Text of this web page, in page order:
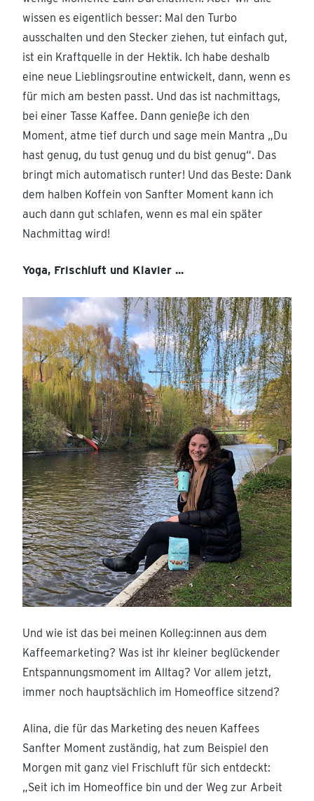
wissen es eigentlich besser: Mal den Turbo
ausschalten und den Stecker ziehen, tut einfach gut,
ist ein Kraftquelle in der Hektik. Ich habe deshalb
eine neue Lieblingsroutine entwickelt, dann, wenn es
für mich am besten passt. Und das ist nachmittags,
bei einer Tasse Kaffee. Dann genieße ich den
Moment, atme tief durch und sage mein Mantra „Du
hast genug, du tust genug und du bist genug“. Das
bringt mich automatisch runter! Und das Beste: Dank
dem halben Koffein von Sanfter Moment kann ich
auch dann gut schlafen, wenn es mal ein später
Nachmittag wird!
Yoga, Frischluft und Klavier ...
Und wie ist das bei meinen Kolleg:innen aus dem
Kaffeemarketing? Was ist ihr kleiner beglückender
Entspannungsmoment im Alltag? Vor allem jetzt,
immer noch hauptsächlich im Homeoffice sitzend?
Alina, die für das Marketing des neuen Kaffees
Sanfter Moment zuständig, hat zum Beispiel den
Morgen mit ganz viel Frischluft für sich entdeckt:
„Seit ich im Homeoffice bin und der Weg zur Arbeit